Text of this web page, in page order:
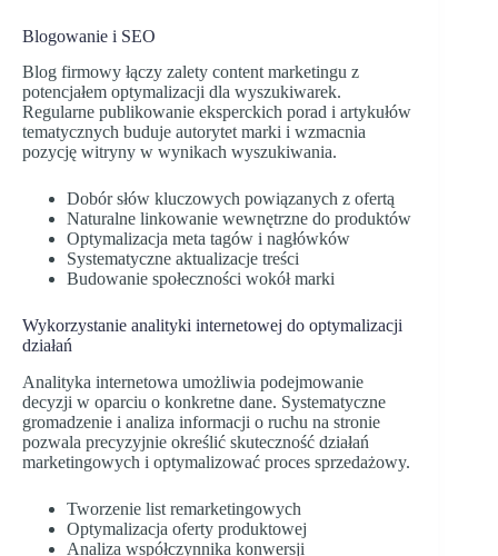
Blogowanie i SEO
Blog firmowy łączy zalety content marketingu z
potencjałem optymalizacji dla wyszukiwarek.
Regularne publikowanie eksperckich porad i artykułów
tematycznych buduje autorytet marki i wzmacnia
pozycję witryny w wynikach wyszukiwania.
Dobór słów kluczowych powiązanych z ofertą
Naturalne linkowanie wewnętrzne do produktów
Optymalizacja meta tagów i nagłówków
Systematyczne aktualizacje treści
Budowanie społeczności wokół marki
Wykorzystanie analityki internetowej do optymalizacji
działań
Analityka internetowa umożliwia podejmowanie
decyzji w oparciu o konkretne dane. Systematyczne
gromadzenie i analiza informacji o ruchu na stronie
pozwala precyzyjnie określić skuteczność działań
marketingowych i optymalizować proces sprzedażowy.
Tworzenie list remarketingowych
Optymalizacja oferty produktowej
Analiza współczynnika konwersji